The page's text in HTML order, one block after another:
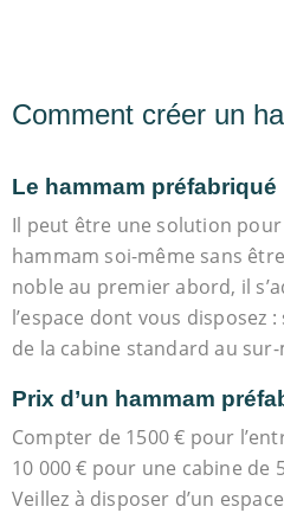
Comment créer un
Le hammam préfabriqué
Il peut être une solution
hammam soi-même sans
noble au premier abord, il
l’espace dont vous disposez
de la cabine standard au
Prix d’un hammam
Compter de 1500 € pour
10 000 € pour une cabine de
Veillez à disposer d’un